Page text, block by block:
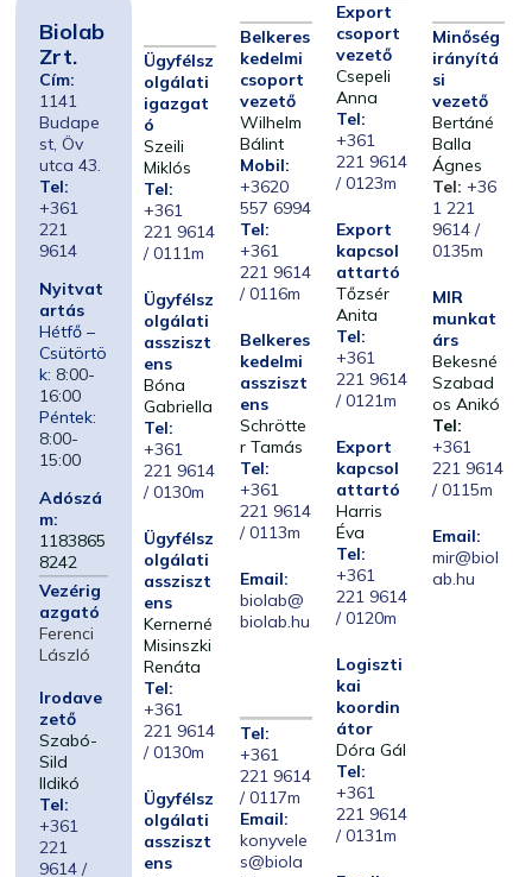
Biolab
Zrt.
Cím:
1141
Budape
st, Öv
utca 43.
Tel:
+361
221
9614
Nyitvat
artás
Hétfő –
Csütörtö
k: 8:00-
16:00
Péntek:
8:00-
15:00
Adószá
m:
1183865
8242
Vezérig
azgató
Ferenci
László
Irodave
zető
Szabó-
Sild
Ildikó
Tel:
+361
221
9614 /
Ügyfélsz
olgálati
igazgat
ó
Szeili
Miklós
Tel:
+361
221 9614
/ 0111m
Ügyfélsz
olgálati
assziszt
ens
Bóna
Gabriella
Tel:
+361
221 9614
/ 0130m
Ügyfélsz
olgálati
assziszt
ens
Kernerné
Misinszki
Renáta
Tel:
+361
221 9614
/ 0130m
Ügyfélsz
olgálati
assziszt
ens
Belkeres
kedelmi
csoport
vezető
Wilhelm
Bálint
Mobil:
+3620
557 6994
Tel:
+361
221 9614
/ 0116m
Belkeres
kedelmi
assziszt
ens
Schrötte
r Tamás
Tel:
+361
221 9614
/ 0113m
Email:
biolab@
biolab.hu
Tel:
+361
221 9614
/ 0117m
Email:
konyvele
s@biola
Export
csoport
vezető
Csepeli
Anna
Tel:
+361
221 9614
/ 0123m
Export
kapcsol
attartó
Tőzsér
Anita
Tel:
+361
221 9614
/ 0121m
Export
kapcsol
attartó
Harris
Éva
Tel:
+361
221 9614
/ 0120m
Logiszti
kai
koordin
átor
Dóra Gál
Tel:
+361
221 9614
/ 0131m
Minőség
irányítá
si
vezető
Bertáné
Balla
Ágnes
Tel: +36
1 221
9614 /
0135m
MIR
munkat
árs
Bekesné
Szabad
os Anikó
Tel:
+361
221 9614
/ 0115m
Email:
mir@biol
ab.hu